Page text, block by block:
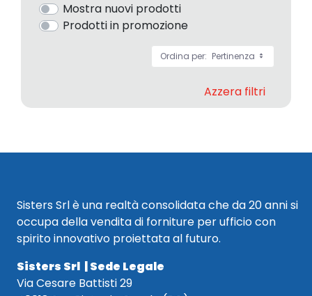
Mostra nuovi prodotti
Prodotti in promozione
Ordina per: Pertinenza
Azzera filtri
Sisters Srl è una realtà consolidata che da 20 anni si
occupa della vendita di forniture per ufficio con
spirito innovativo proiettata al futuro.
Sisters Srl | Sede Legale
Via Cesare Battisti 29